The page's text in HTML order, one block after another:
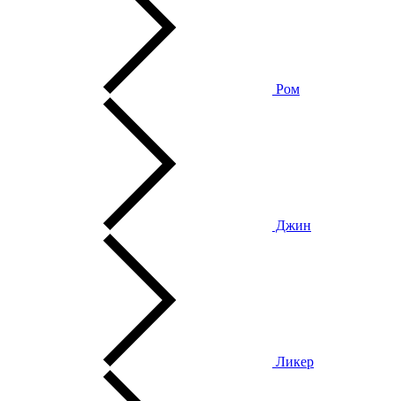
Ром
Джин
Ликер